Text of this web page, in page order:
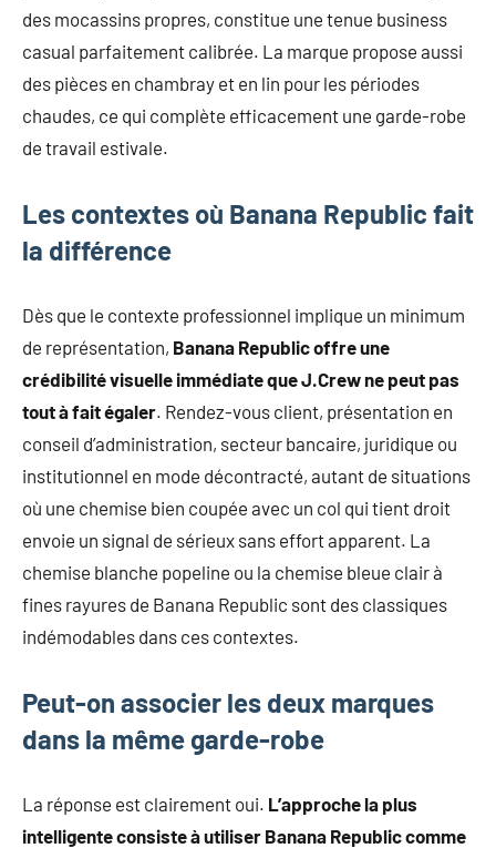
des mocassins propres, constitue une tenue business
casual parfaitement calibrée. La marque propose aussi
des pièces en chambray et en lin pour les périodes
chaudes, ce qui complète efficacement une garde-robe
de travail estivale.
Les contextes où Banana Republic fait
la différence
Dès que le contexte professionnel implique un minimum
de représentation, Banana Republic offre une
crédibilité visuelle immédiate que J.Crew ne peut pas
tout à fait égaler. Rendez-vous client, présentation en
conseil d’administration, secteur bancaire, juridique ou
institutionnel en mode décontracté, autant de situations
où une chemise bien coupée avec un col qui tient droit
envoie un signal de sérieux sans effort apparent. La
chemise blanche popeline ou la chemise bleue clair à
fines rayures de Banana Republic sont des classiques
indémodables dans ces contextes.
Peut-on associer les deux marques
dans la même garde-robe
La réponse est clairement oui. L’approche la plus
intelligente consiste à utiliser Banana Republic comme